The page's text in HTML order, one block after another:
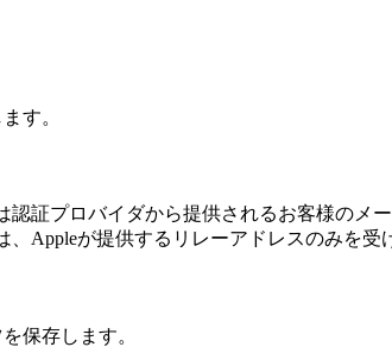
す。
証プロバイダから提供されるお客様のメ
Appleが提供するリレーアドレスのみを受
保存します。